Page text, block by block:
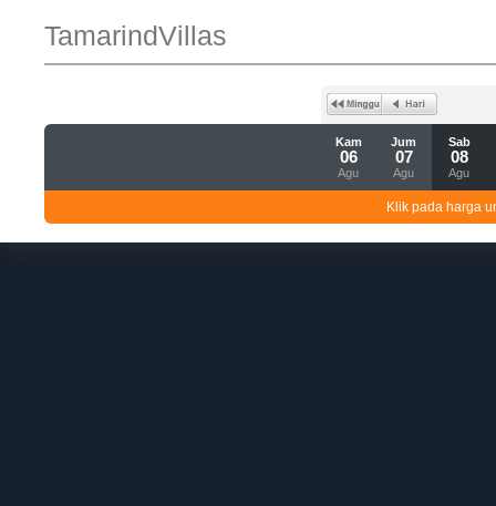
TamarindVillas
Kam
06
Agu
Jum
07
Agu
Sab
08
Agu
Klik pada harga